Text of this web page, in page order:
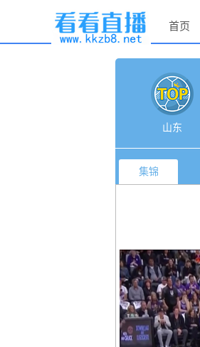
首页
山东
集锦